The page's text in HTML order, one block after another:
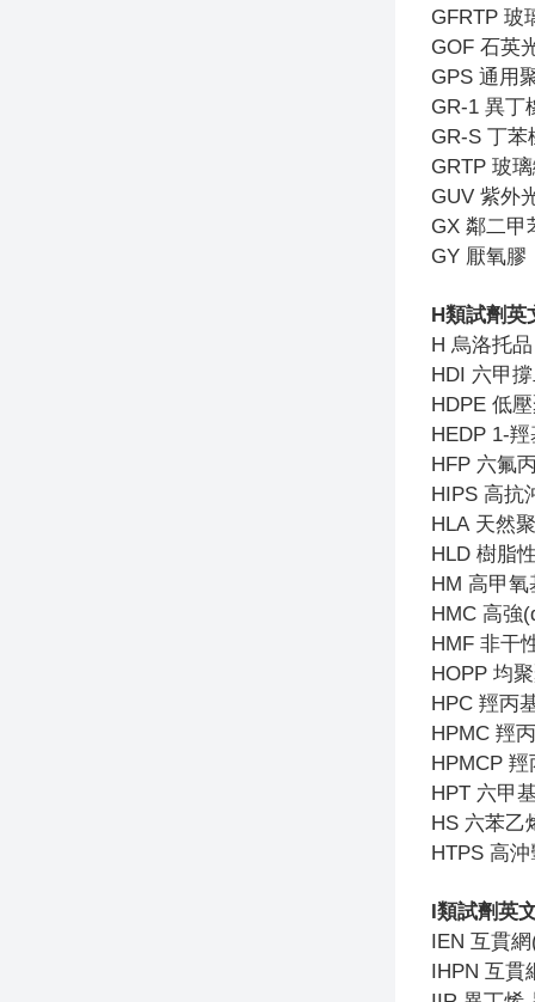
GFRTP 玻
GOF 石英
GPS 通用
GR-1 異丁
GR-S 丁苯
GRTP 玻
GUV 紫外
GX 鄰二甲
GY 厭氧膠
H類試劑英
H 烏洛托品
HDI 六甲
HDPE 低
HEDP 1-羥
HFP 六氟
HIPS 高抗
HLA 天然
HLD 樹脂
HM 高甲氧
HMC 高強
HMF 非干
HOPP 均
HPC 羥丙
HPMC 羥
HPMCP 羥
HPT 六甲
HS 六苯乙
HTPS 高沖
I類試劑英
IEN 互貫
IHPN 互貫